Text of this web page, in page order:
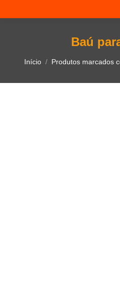
Baú
Você está aqui:
Início Produtos marcados